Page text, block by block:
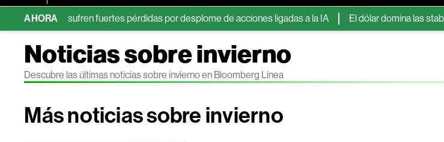
AHORA
sufren fuertes pérdidas por desplome de acciones ligadas a la IA El dólar domina las stablecoins y
Noticias sobre invierno
Descubre las últimas noticias sobre invierno en Bloomberg Línea
Más noticias sobre invierno